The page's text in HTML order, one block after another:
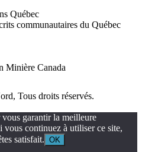
Québec
communautaires du Québec
Minière Canada
Tous droits réservés.
garantir la meilleure
vous continuez à utiliser ce site,
satisfait. OK